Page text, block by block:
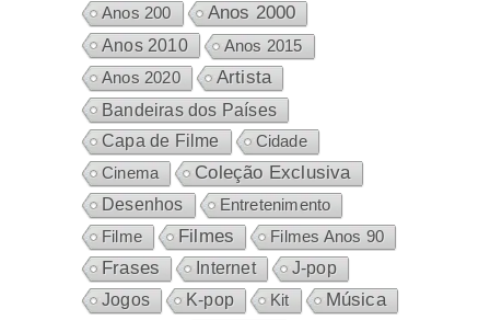
Anos 200 Anos 2000
Anos 2010 Anos 2015
Anos 2020 Artista
Bandeiras dos Países
Capa de Filme
Cidade
Cinema
Coleção Exclusiva
Desenhos
Entretenimento
Filme
Filmes Filmes Anos 90
Frases Internet
J-pop
Jogos
K-pop Kit Música